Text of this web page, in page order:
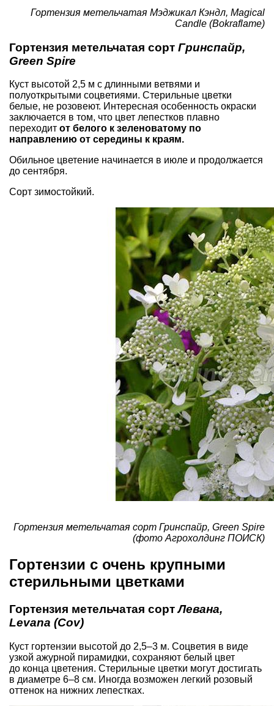
Гортензия метельчатая Мэджикал Кэндл, Magical
Candle (Bokraflame)
Гортензия метельчатая сорт Гринспайр,
Green Spire
Куст высотой 2,5 м с длинными ветвями и
полуоткрытыми соцветиями. Стерильные цветки
белые, не розовеют. Интересная особенность окраски
заключается в том, что цвет лепестков плавно
переходит от белого к зеленоватому по
направлению от середины к краям.
Обильное цветение начинается в июле и продолжается
до сентября.
Сорт зимостойкий.
Гортензия метельчатая сорт Гринспайр, Green Spire
(фото Агрохолдинг ПОИСК)
Гортензии с очень крупными
стерильными цветками
Гортензия метельчатая сортЛевана,
Levana (Cov)
Куст гортензии высотой до 2,5–3 м. Соцветия в виде
узкой ажурной пирамидки, сохраняют белый цвет
до конца цветения. Стерильные цветки могут достигать
в диаметре 6–8 см. Иногда возможен легкий розовый
оттенок на нижних лепестках.